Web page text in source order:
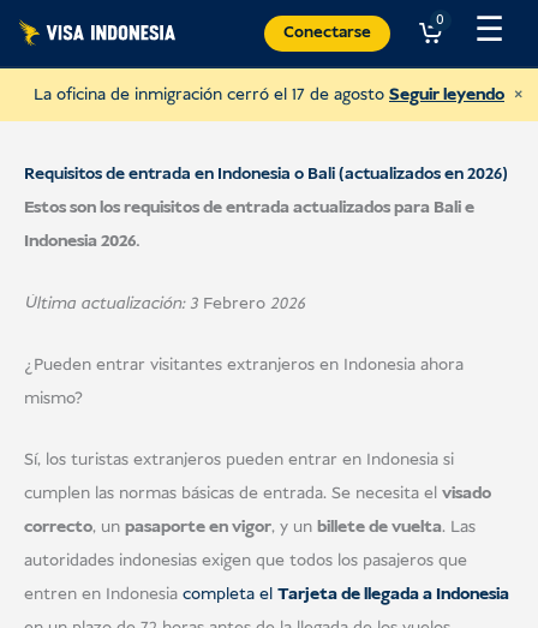
contenido
Conectarse
0 ☰
La oficina de inmigración cerró el 17 de agosto Seguir leyendo ×
Requisitos de entrada en Indonesia o Bali (actualizados en 2026)
Estos son los requisitos de entrada actualizados para Bali e
Indonesia 2026.
Última actualización: 3 Febrero 2026
¿Pueden entrar visitantes extranjeros en Indonesia ahora
mismo?
Sí, los turistas extranjeros pueden entrar en Indonesia si
cumplen las normas básicas de entrada. Se necesita el visado
correcto, un pasaporte en vigor, y un billete de vuelta. Las
autoridades indonesias exigen que todos los pasajeros que
entren en Indonesia completa el Tarjeta de llegada a Indonesia
Dona a JAAN
y ayudar a todo tipo de animales
USD Doña